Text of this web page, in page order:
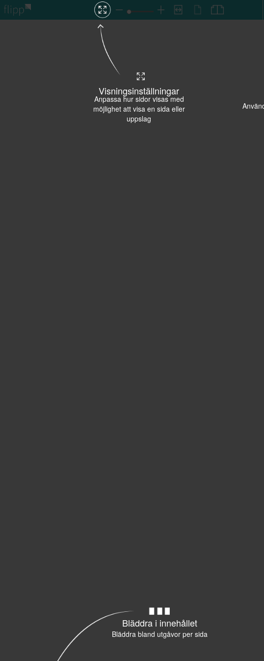
Bläddra i innehållet
Bläddra bland utgåvor per sida
Visningsinställningar
Anpassa hur sidor visas med
möjlighet att visa en sida eller
uppslag